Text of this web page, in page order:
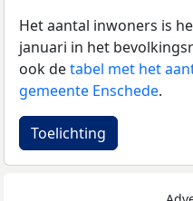
Het aantal inwoners is
januari in het
ook detabel met het
gemeente Enschede.
Toelichting